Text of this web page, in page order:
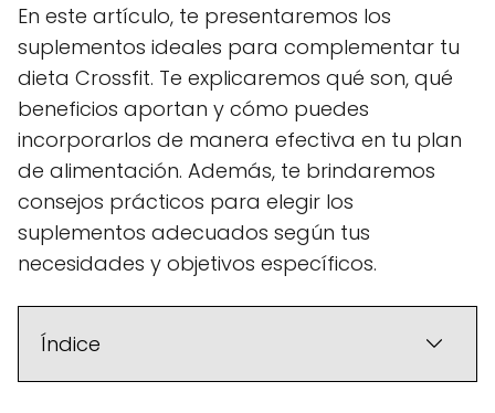
En este artículo, te presentaremos los
suplementos ideales para complementar tu
dieta Crossfit. Te explicaremos qué son, qué
beneficios aportan y cómo puedes
incorporarlos de manera efectiva en tu plan
de alimentación. Además, te brindaremos
consejos prácticos para elegir los
suplementos adecuados según tus
necesidades y objetivos específicos.
Índice